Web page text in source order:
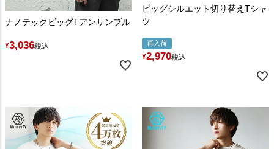
ナノテックビッグTアンサンブル
¥3,036税込
ビッグシルエット切り替えTシャ
ツ
再入荷
¥2,970税込